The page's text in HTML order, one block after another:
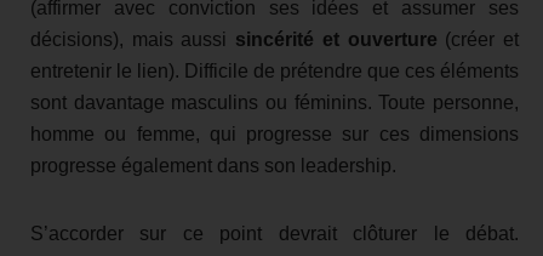
(affirmer avec conviction ses idées et assumer ses
décisions), mais aussi sincérité et ouverture (créer et
entretenir le lien). Difficile de prétendre que ces éléments
sont davantage masculins ou féminins. Toute personne,
homme ou femme, qui progresse sur ces dimensions
progresse également dans son leadership.
S’accorder sur ce point devrait clôturer le débat.